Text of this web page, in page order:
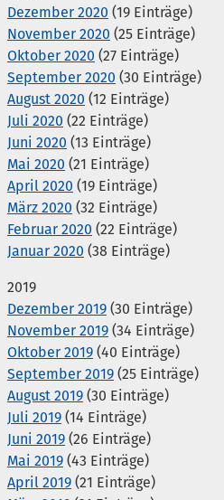
Dezember 2020 (19 Einträge)
November 2020 (25 Einträge)
Oktober 2020 (27 Einträge)
September 2020 (30 Einträge)
August 2020 (12 Einträge)
Juli 2020 (22 Einträge)
Juni 2020 (13 Einträge)
Mai 2020 (21 Einträge)
April 2020 (19 Einträge)
März 2020 (32 Einträge)
Februar 2020 (22 Einträge)
Januar 2020 (38 Einträge)
2019
Dezember 2019 (30 Einträge)
November 2019 (34 Einträge)
Oktober 2019 (40 Einträge)
September 2019 (25 Einträge)
August 2019 (30 Einträge)
Juli 2019 (14 Einträge)
Juni 2019 (26 Einträge)
Mai 2019 (43 Einträge)
April 2019 (21 Einträge)